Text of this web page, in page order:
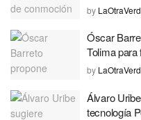
by
Óscar
Tolima
by
Álvaro
tecnología